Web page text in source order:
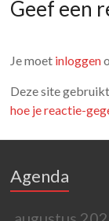
Geef een
Je moet inloggen
Deze site
hoe je reactie-
Agenda